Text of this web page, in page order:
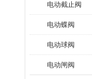
电动截止阀
电动蝶阀
电动球阀
电动闸阀